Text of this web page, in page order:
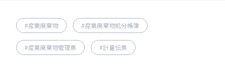
産業廃棄物 産業廃棄物処分帳簿
産業廃棄物管理票 計量伝票